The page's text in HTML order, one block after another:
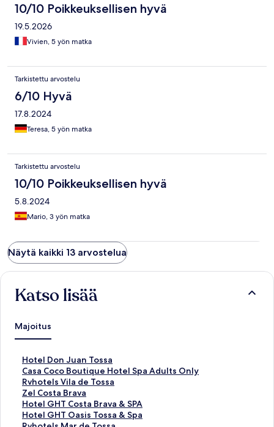
10/10 Poikkeuksellisen hyvä
19.5.2026
Vivien, 5 yön matka
Tarkistettu arvostelu
6/10 Hyvä
17.8.2024
Teresa, 5 yön matka
Tarkistettu arvostelu
10/10 Poikkeuksellisen hyvä
5.8.2024
Mario, 3 yön matka
Näytä kaikki 13 arvostelua
Katso lisää
Majoitus
Hotel Don Juan Tossa
K
o
h
t
e
e
Casa Coco Boutique Hotel Spa Adults Only
K
o
h
t
e
Rvhotels Vila de Tossa
K
o
h
t
Zel Costa Brava
K
o
h
Hotel GHT Costa Brava & SPA
K
o
Hotel GHT Oasis Tossa & Spa
K